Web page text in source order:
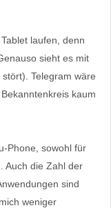
laufen, denn
sieht es mit
Telegram wäre
kaum
Phone, sowohl für
Auch die Zahl der
sind
weniger